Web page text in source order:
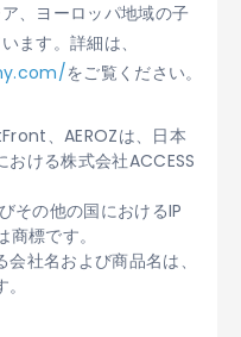
、ヨーロッパ地域の子
ます。詳細は、
をご覧ください。
、AEROZは、日本
ける株式会社ACCESS
その他の国におけるIP
標です。
社名および商品名は、